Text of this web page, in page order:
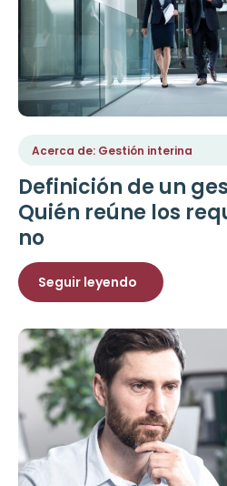
Acerca de: Gestión interina
Definición de un
Quién reúne los
no
Seguir leyendo